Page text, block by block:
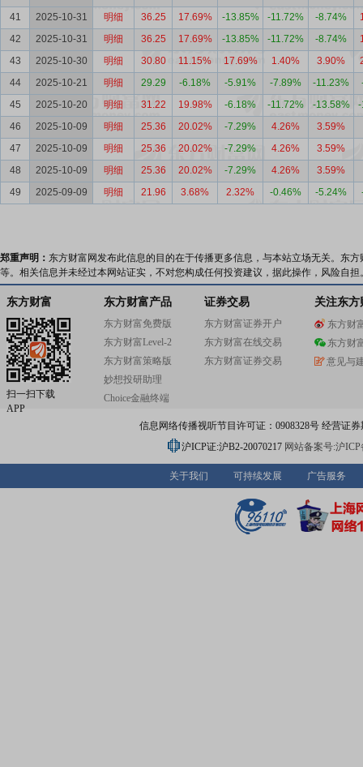
41
2025-10-31 明细 36.25 17.69% -13.85% -11.72% -8.74%
42
2025-10-31 明细 36.25 17.69% -13.85% -11.72% -8.74%
43
2025-10-30 明细 30.80 11.15% 17.69% 1.40% 3.90%
44
2025-10-21 明细 29.29 -6.18% -5.91% -7.89% -11.23%
45
2025-10-20 明细 31.22 19.98% -6.18% -11.72% -13.58%
46
2025-10-09 明细 25.36 20.02% -7.29% 4.26% 3.59%
47
2025-10-09 明细 25.36 20.02% -7.29% 4.26% 3.59%
48
2025-10-09 明细 25.36 20.02% -7.29% 4.26% 3.59%
49
2025-09-09 明细 21.96 3.68% 2.32% -0.46% -5.24%
郑重声明： 东方财富网发布此信息的目的在于传播更多信息，与本站立场无关。东
等。相关信息并未经过本网站证实，不对您构成任何投资建议，据此操作，风险自担